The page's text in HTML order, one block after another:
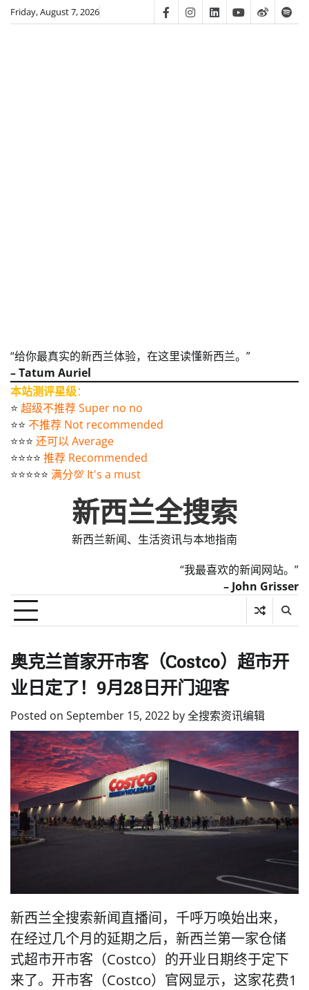
SkipFriday, August 7, 2026 FacebookInstagram
LinkedinYoutube
Weibo
“给你最真实的新西兰体验，在这里读懂新西兰。”
– Tatum Auriel
本站测评星级：
⭐️ 超级不推荐 Super no no
⭐️⭐️ 不推荐 Not recommended
⭐️⭐️⭐️ 还可以 Average
⭐️⭐️⭐️⭐️ 推荐 Recommended
⭐️⭐️⭐️⭐️⭐️ 满分💯 It's a must
新西兰全搜索
新西兰新闻、生活资讯与本地指南
“我最喜欢的新闻网站。”
– John Grisser
奥克兰首家开市客（Costco）超市开
业日定了！9月28日开门迎客
Posted on September 15, 2022 by全搜索资讯编辑
新西兰全搜索新闻直播间，千呼万唤始出来，
在经过几个月的延期之后，新西兰第一家仓储
式超市开市客（Costco）的开业日期终于定下
来了。开市客（Costco）官网显示，这家花费1